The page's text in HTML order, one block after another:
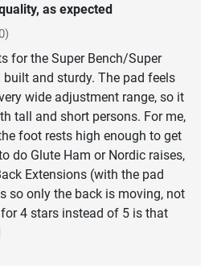
as expected
for the Super Bench/Super
built and sturdy. The pad feels
wide adjustment range, so it
tall and short persons. For me,
foot rests high enough to get
do Glute Ham or Nordic raises,
Extensions (with the pad
so only the back is moving, not
4 stars instead of 5 is that